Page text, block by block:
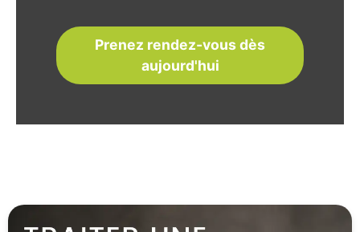
Prenez rendez-vous dès
aujourd'hui